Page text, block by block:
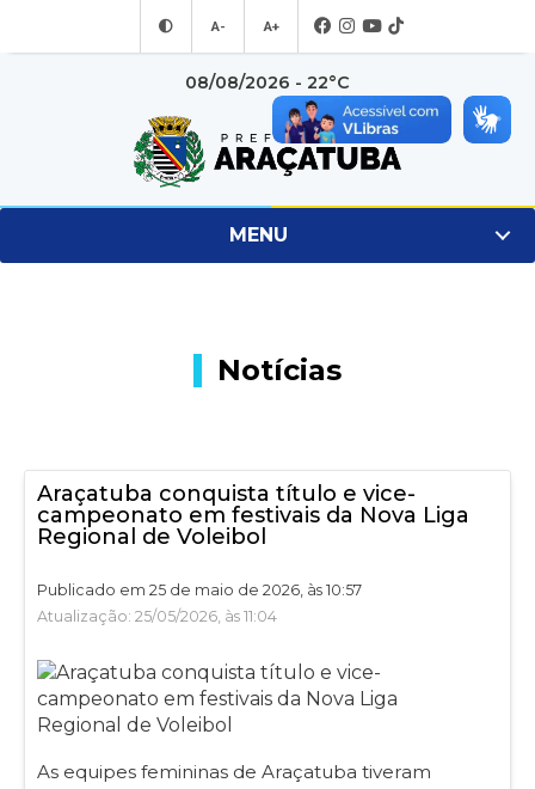
A- A+
08/08/2026 - 22°C
MENU
Notícias
Araçatuba conquista título e vice-
campeonato em festivais da Nova Liga
Regional de Voleibol
Publicado em 25 de maio de 2026, às 10:57
Atualização: 25/05/2026, às 11:04
As equipes femininas de Araçatuba tiveram